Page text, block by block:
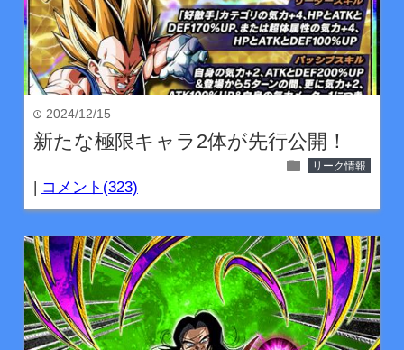
time 2024/12/15
新たな極限キャラ2体が先行公開！
folder リーク情報
| コメント(323)